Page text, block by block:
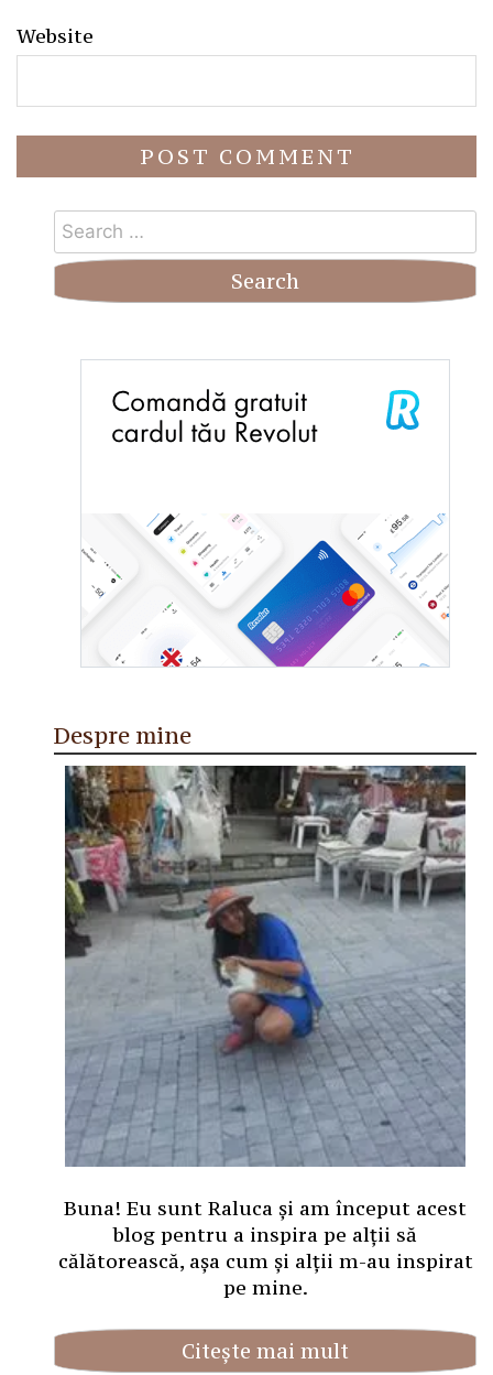
Website
Search
for:
Despre mine
Buna! Eu sunt Raluca și am început acest
blog pentru a inspira pe alții să
călătorească, așa cum și alții m-au inspirat
pe mine.
Citește mai mult